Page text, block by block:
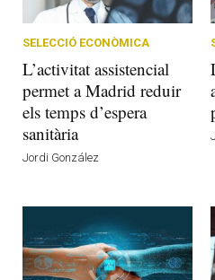
SELECCIÓ ECONÒMICA
L’activitat assistencial
permet a Madrid reduir
els temps d’espera
sanitària
Jordi González